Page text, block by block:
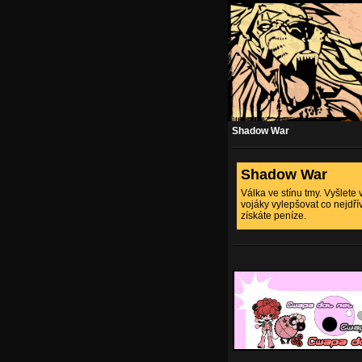
Shadow War
Shadow War
Válka ve stínu tmy. Vyšlete
vojáky vylepšovat co
získáte peníze.